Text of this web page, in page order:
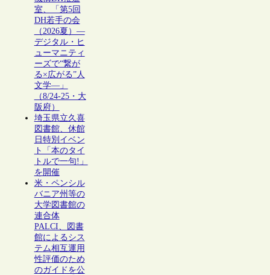
室、「第5回
DH若手の会
（2026夏）―
デジタル・ヒ
ューマニティ
ーズで“繋が
る×広がる”人
文学―」
（8/24-25・大
阪府）
埼玉県立久喜
図書館、休館
日特別イベン
ト「本のタイ
トルで一句!」
を開催
米・ペンシル
バニア州等の
大学図書館の
連合体
PALCI、図書
館によるシス
テム相互運用
性評価のため
のガイドを公